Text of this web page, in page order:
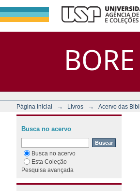
BORE
Página Inicial → Livros → Acervo das
Busca no acervo
Busca no acervo
Esta Coleção
Pesquisa avançada